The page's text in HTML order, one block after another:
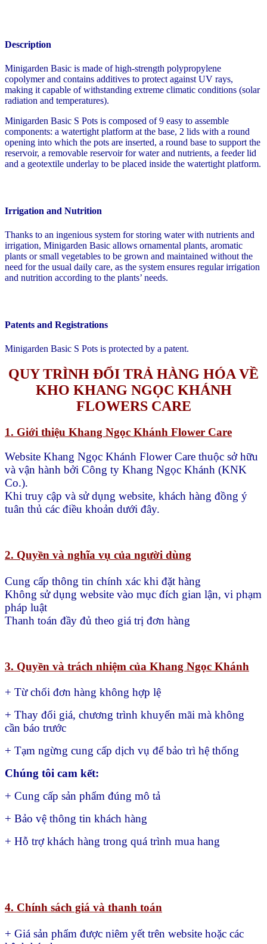
Description
Minigarden Basic is made of high-strength polypropylene
copolymer and contains additives to protect against UV rays,
making it capable of withstanding extreme climatic conditions (solar
radiation and temperatures).
Minigarden Basic S Pots is composed of 9 easy to assemble
components: a watertight platform at the base, 2 lids with a round
opening into which the pots are inserted, a round base to support the
reservoir, a removable reservoir for water and nutrients, a feeder lid
and a geotextile underlay to be placed inside the watertight platform.
Irrigation and Nutrition
Thanks to an ingenious system for storing water with nutrients and
irrigation, Minigarden Basic allows ornamental plants, aromatic
plants or small vegetables to be grown and maintained without the
need for the usual daily care, as the system ensures regular irrigation
and nutrition according to the plants’ needs.
Patents and Registrations
Minigarden Basic S Pots is protected by a patent.
QUY TRÌNH ĐỔI TRẢ HÀNG HÓA VỀ
KHO KHANG NGỌC KHÁNH
FLOWERS CARE
1. Giới thiệu Khang Ngọc Khánh Flower Care
Website Khang Ngọc Khánh Flower Care thuộc sở hữu
và vận hành bởi Công ty Khang Ngọc Khánh (KNK
Co.).
Khi truy cập và sử dụng website, khách hàng đồng ý
tuân thủ các điều khoản dưới đây.
2. Quyền và nghĩa vụ của người dùng
Cung cấp thông tin chính xác khi đặt hàng
Không sử dụng website vào mục đích gian lận, vi phạm
pháp luật
Thanh toán đầy đủ theo giá trị đơn hàng
3. Quyền và trách nhiệm của Khang Ngọc Khánh
+ Từ chối đơn hàng không hợp lệ
+ Thay đổi giá, chương trình khuyến mãi mà không
cần báo trước
+ Tạm ngừng cung cấp dịch vụ để bảo trì hệ thống
Chúng tôi cam kết:
+ Cung cấp sản phẩm đúng mô tả
+ Bảo vệ thông tin khách hàng
+ Hỗ trợ khách hàng trong quá trình mua hang
4. Chính sách giá và thanh toán
+ Giá sản phẩm được niêm yết trên website hoặc các